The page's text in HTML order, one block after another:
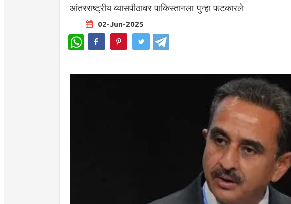
आंतरराष्ट्रीय व्यासपीठावर पाकिस्तानला पुन्हा फटकारले
02-Jun-2025
WhatsApp